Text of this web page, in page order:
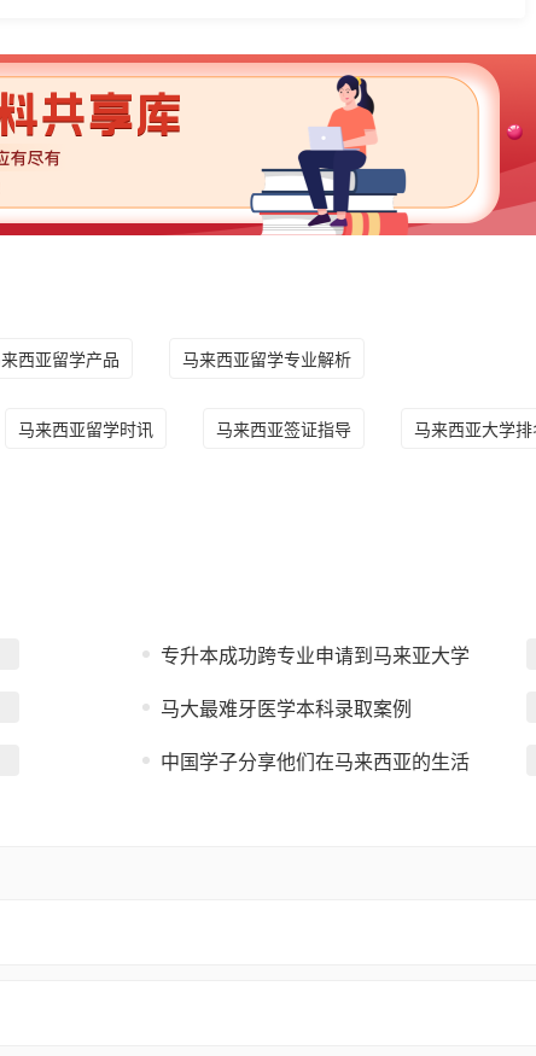
西亚留学产品 马来西亚留学专业解析
马来西亚留学时讯 马来西亚签证指导 马来西亚大学
专升本成功跨专业申请到马来亚大学
马大最难牙医学本科录取案例
中国学子分享他们在马来西亚的生活